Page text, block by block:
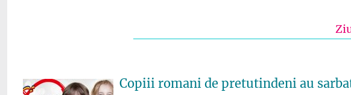
Copiii romani de pretutindeni au